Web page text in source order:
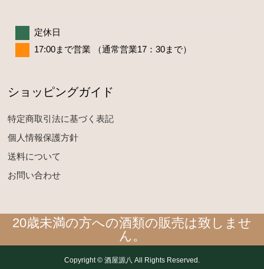
定休日
17:00まで営業 （通常営業17：30まで）
ショッピングガイド
特定商取引法に基づく表記
個人情報保護方針
送料について
お問い合わせ
20歳未満の方への酒類の販売は致しませ
ん。
Copyright © 酒屋源八 All Rights Reserved.